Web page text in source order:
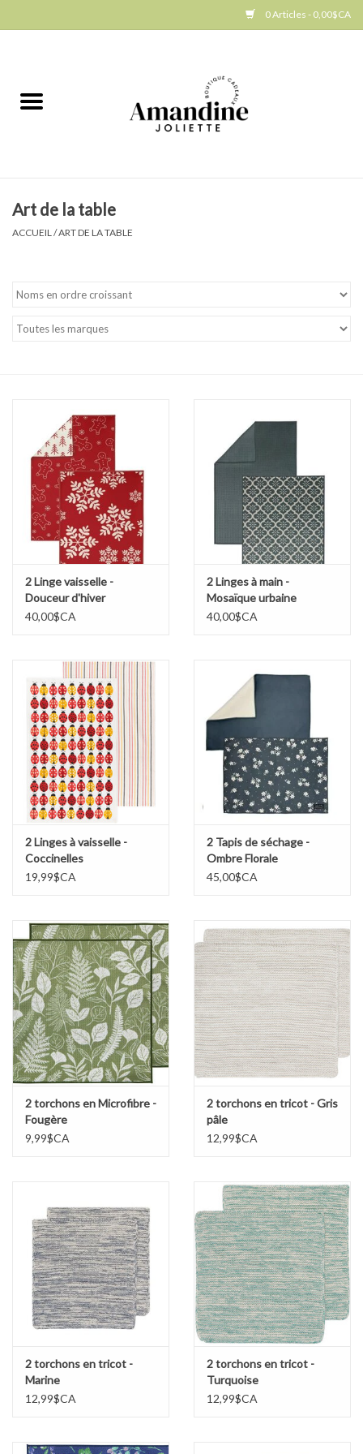
0 Articles - 0,00$CA
Art de la table
Accessoire Mode
Bijoux
Parfumerie
Papeterie
Déco
Gift cards
Marques
Art de la table
ACCUEIL /ART DE LA TABLE
2 Linge vaisselle -
Douceur d'hiver
40,00$CA
2 Linges à main -
Mosaïque urbaine
40,00$CA
2 Linges à vaisselle -
Coccinelles
19,99$CA
2 Tapis de séchage -
Ombre Florale
45,00$CA
2 torchons en Microfibre -
Fougère
9,99$CA
2 torchons en tricot - Gris
pâle
12,99$CA
2 torchons en tricot -
Marine
12,99$CA
2 torchons en tricot -
Turquoise
12,99$CA